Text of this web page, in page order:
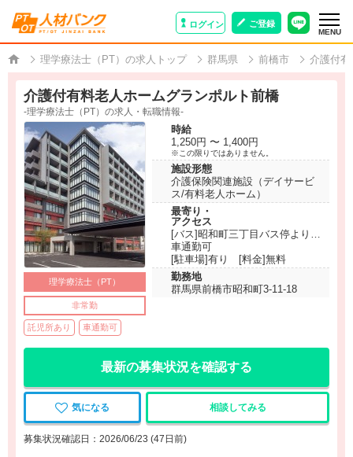
ログイン ご登録
MENU
理学療法士（PT）の求人トップ 群馬県 前橋市 介護付
介護付有料老人ホームグランポルト前橋
-理学療法士（PT）の求人・転職情報-
理学療法士（PT）
非常勤
時給
1,250円 〜 1,400円
※この限りではありません。
施設形態
介護保険関連施設（デイサービ
ス/有料老人ホーム）
最寄り・
アクセス
[バス]昭和町三丁目バス停より徒
歩2分
車通勤可
[駐車場]有り [料金]無料
勤務地
群馬県前橋市昭和町3-11-18
託児所あり 車通勤可
最新の募集状況を確認する
気になる 相談してみる
募集状況確認日：2026/06/23 (47日前)